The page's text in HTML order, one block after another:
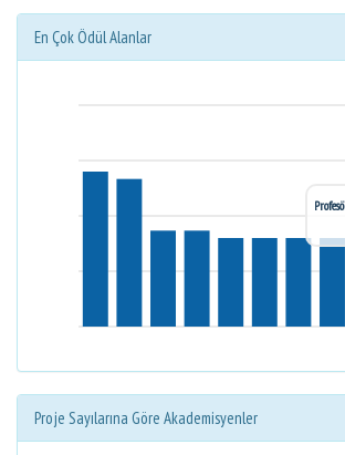
En Çok Ödül Alanlar
Proje Sayılarına Göre Akademisyenler